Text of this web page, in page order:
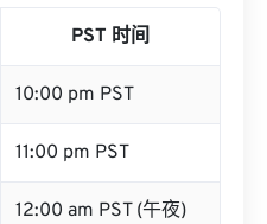
PST 时间
10:00 pm PST
11:00 pm PST
12:00 am PST (午夜)